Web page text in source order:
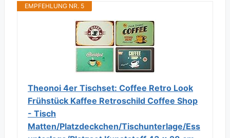
EMPFEHLUNG NR. 5
Theonoi 4er Tischset: Coffee Retro Look
Frühstück Kaffee Retroschild Coffee Shop
- Tisch
Matten/Platzdeckchen/Tischunterlage/Ess